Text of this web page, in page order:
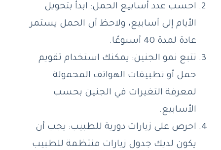
احسب عدد أسابيع الحمل: ابدأ بتحويل
الأيام إلى أسابيع، ولاحظ أن الحمل يستمر
عادة لمدة 40 أسبوعًا.
تتبع نمو الجنين: يمكنك استخدام تقويم
حمل أو تطبيقات الهواتف المحمولة
لمعرفة التغيرات في الجنين بحسب
الأسابيع.
احرص على زيارات دورية للطبيب: يجب أن
يكون لديك جدول زيارات منتظمة للطبيب